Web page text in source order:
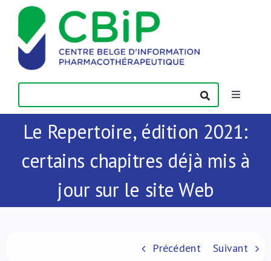
Passer
contenu
Toggle
Actualités
Publications
Formations
Le Repertoire, édition 2021:
certains chapitres déjà mis à
jour sur le site Web
Précédent Suivant